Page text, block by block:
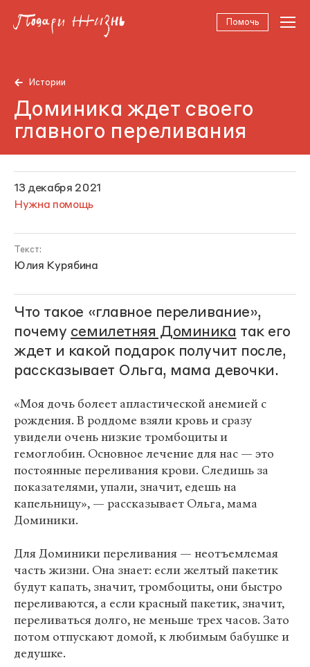
Помочь
Истории
Доминика ждет своего
главного переливания
13 декабря 2021
Нужна помощь
Текст:
Юлия Курябина
Что такое «главное переливание»,
почему семилетняя Доминика так его
ждет и какой подарок получит после,
рассказывает Ольга, мама девочки.
«Моя дочь болеет апластической анемией с
рождения. В роддоме взяли кровь и сразу
увидели очень низкие тромбоциты и
гемоглобин. Основное лечение для нас — это
постоянные переливания крови. Следишь за
показателями, упали, значит, едешь на
капельницу», — рассказывает Ольга, мама
Доминики.
Для Доминики переливания — неотъемлемая
часть жизни. Она знает: если желтый пакетик
будут капать, значит, тромбоциты, они быстро
переливаются, а если красный пакетик, значит,
переливаться долго, не меньше трех часов. Зато
потом отпускают домой, к любимым бабушке и
дедушке.